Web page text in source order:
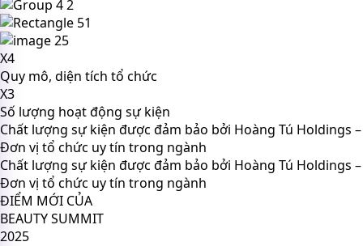
X4
Quy mô, diện tích tổ chức
X3
Số lượng hoạt động sự kiện
Chất lượng sự kiện được đảm bảo bởi Hoàng Tú Holdings –
Đơn vị tổ chức uy tín trong ngành
Chất lượng sự kiện được đảm bảo bởi Hoàng Tú Holdings –
Đơn vị tổ chức uy tín trong ngành
ĐIỂM MỚI CỦA
BEAUTY SUMMIT
2025